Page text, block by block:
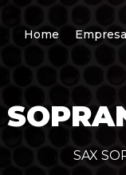
Home Empresa
SAX